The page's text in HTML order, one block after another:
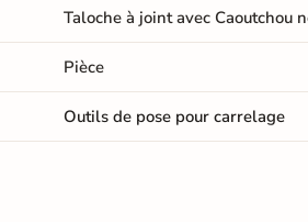
Taloche à joint avec Caoutchou
Pièce
Outils de pose pour carrelage